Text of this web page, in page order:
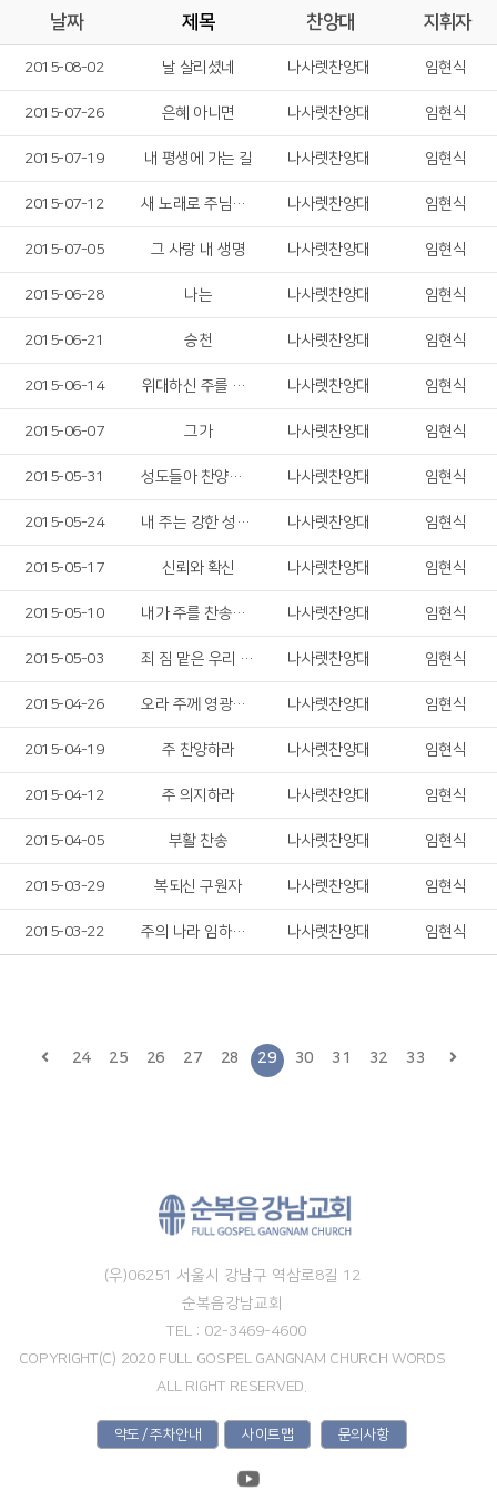
날짜 제목 찬양대 지휘자
2015-08-02 날 살리셨네 나사렛찬양대 임현식
2015-07-26 은혜 아니면 나사렛찬양대 임현식
2015-07-19 내 평생에 가는 길 나사렛찬양대 임현식
2015-07-12 새 노래로 주님을 찬양하라 나사렛찬양대 임현식
2015-07-05 그 사랑 내 생명 나사렛찬양대 임현식
2015-06-28 나는 나사렛찬양대 임현식
2015-06-21 승천 나사렛찬양대 임현식
2015-06-14 위대하신 주를 찬양 나사렛찬양대 임현식
2015-06-07 그가 나사렛찬양대 임현식
2015-05-31 성도들아 찬양하자 나사렛찬양대 임현식
2015-05-24 내 주는 강한 성이요 나사렛찬양대 임현식
2015-05-17 신뢰와 확신 나사렛찬양대 임현식
2015-05-10 내가 주를 찬송하리 나사렛찬양대 임현식
2015-05-03 죄 짐 맡은 우리 구주 나사렛찬양대 임현식
2015-04-26 오라 주께 영광의 찬양드리자 나사렛찬양대 임현식
2015-04-19 주 찬양하라 나사렛찬양대 임현식
2015-04-12 주 의지하라 나사렛찬양대 임현식
2015-04-05 부활 찬송 나사렛찬양대 임현식
2015-03-29 복되신 구원자 나사렛찬양대 임현식
2015-03-22 주의 나라 임하신다 나사렛찬양대 임현식
24 25 26 27 28 29 30 31 32 33
(우)06251 서울시 강남구 역삼로8길 12
순복음강남교회
TEL : 02-3469-4600
COPYRIGHT(C) 2020 FULL GOSPEL GANGNAM CHURCH WORDS
ALL RIGHT RESERVED.
약도 / 주차안내 사이트맵 문의사항